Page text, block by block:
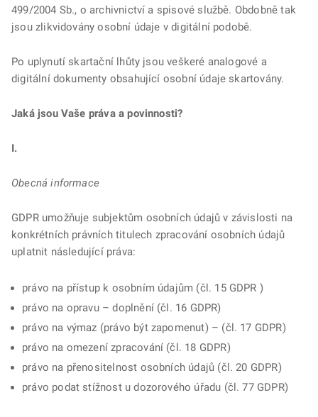
499/2004 Sb., o archivnictví a spisové službě. Obdobně tak
jsou zlikvidovány osobní údaje v digitální podobě.
Po uplynutí skartační lhůty jsou veškeré analogové a
digitální dokumenty obsahující osobní údaje skartovány.
Jaká jsou Vaše práva a povinnosti?
I.
Obecná informace
GDPR umožňuje subjektům osobních údajů v závislosti na
konkrétních právních titulech zpracování osobních údajů
uplatnit následující práva:
právo na přístup k osobním údajům (čl. 15 GDPR )
právo na opravu – doplnění (čl. 16 GDPR)
právo na výmaz (právo být zapomenut) – (čl. 17 GDPR)
právo na omezení zpracování (čl. 18 GDPR)
právo na přenositelnost osobních údajů (čl. 20 GDPR)
právo podat stížnost u dozorového úřadu (čl. 77 GDPR)